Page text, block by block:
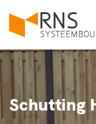
Schutting